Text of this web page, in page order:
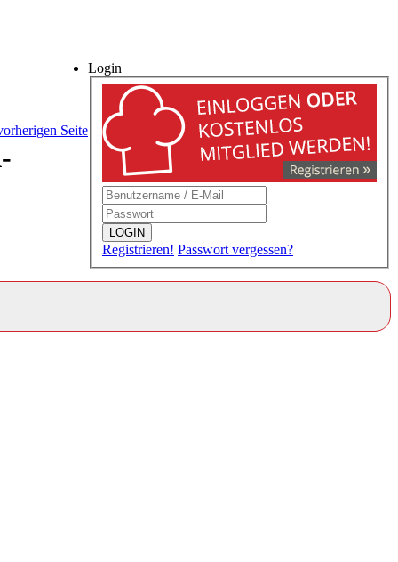
Login
LOGIN
Registrieren! Passwort vergessen?
Seite